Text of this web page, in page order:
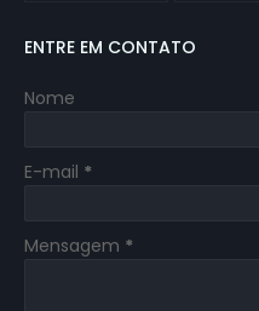
ENTRE EM CONTATO
Nome
E-mail *
Mensagem *